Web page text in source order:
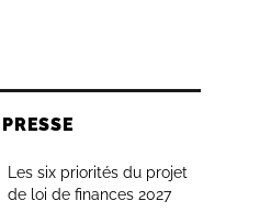
Les six priorités du projet
de loi de finances 2027